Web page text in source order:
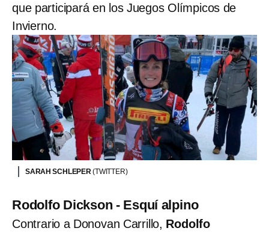
que participará en los Juegos Olímpicos de
Invierno.
SARAH SCHLEPER(TWITTER)
Rodolfo Dickson - Esquí alpino
Contrario a Donovan Carrillo, Rodolfo